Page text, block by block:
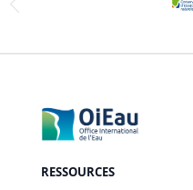
RESSOURCES